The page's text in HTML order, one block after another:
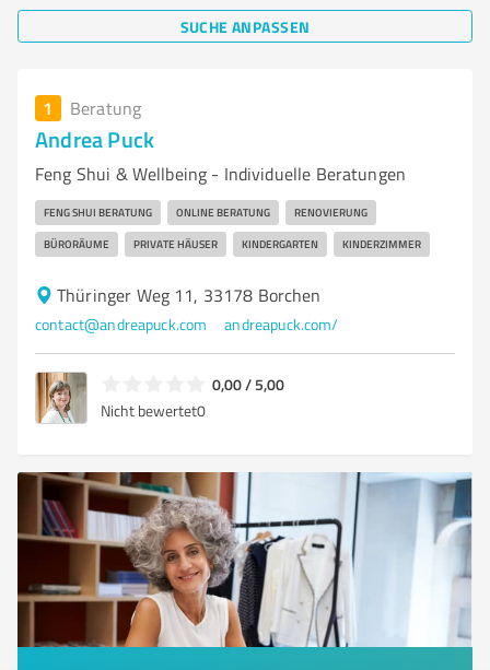
SUCHE ANPASSEN
1 Beratung
Andrea Puck
Feng Shui & Wellbeing - Individuelle Beratungen
FENG SHUI BERATUNG ONLINE BERATUNG RENOVIERUNG
BÜRORÄUME PRIVATE HÄUSER KINDERGARTEN KINDERZIMMER
Thüringer Weg 11, 33178 Borchen
contact@andreapuck.com andreapuck.com/
0,00 / 5,00
Nicht bewertet0